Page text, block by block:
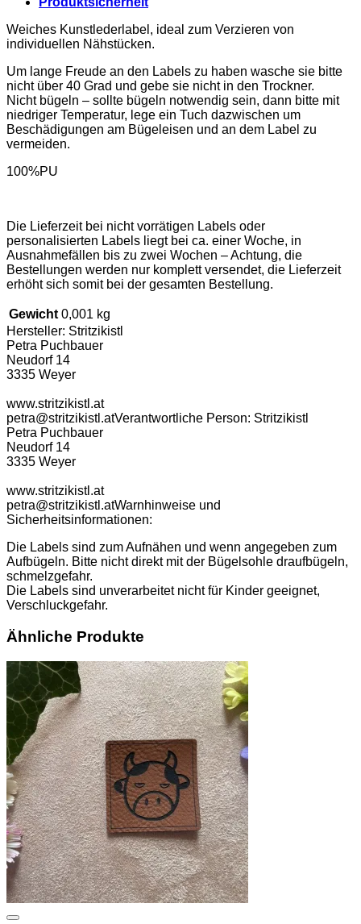
Weiches Kunstlederlabel, ideal zum Verzieren von
individuellen Nähstücken.
Um lange Freude an den Labels zu haben wasche sie bitte
nicht über 40 Grad und gebe sie nicht in den Trockner.
Nicht bügeln – sollte bügeln notwendig sein, dann bitte mit
niedriger Temperatur, lege ein Tuch dazwischen um
Beschädigungen am Bügeleisen und an dem Label zu
vermeiden.
100%PU
Die Lieferzeit bei nicht vorrätigen Labels oder
personalisierten Labels liegt bei ca. einer Woche, in
Ausnahmefällen bis zu zwei Wochen – Achtung, die
Bestellungen werden nur komplett versendet, die Lieferzeit
erhöht sich somit bei der gesamten Bestellung.
Gewicht 0,001 kg
Hersteller: Stritzikistl
Petra Puchbauer
Neudorf 14
3335 Weyer
www.stritzikistl.at
petra@stritzikistl.atVerantwortliche Person: Stritzikistl
Petra Puchbauer
Neudorf 14
3335 Weyer
www.stritzikistl.at
petra@stritzikistl.atWarnhinweise und
Sicherheitsinformationen:
Die Labels sind zum Aufnähen und wenn angegeben zum
Aufbügeln. Bitte nicht direkt mit der Bügelsohle draufbügeln,
schmelzgefahr.
Die Labels sind unverarbeitet nicht für Kinder geeignet,
Verschluckgefahr.
Ähnliche Produkte